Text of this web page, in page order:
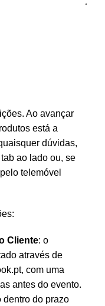
. Ao avançar
está a
dúvidas,
ao lado ou, se
telemóvel
Cliente: o
através de
, com uma
antes do evento.
dentro do prazo